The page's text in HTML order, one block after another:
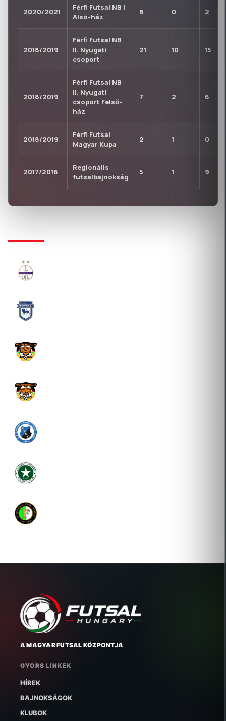
2020/2021
Férfi Futsal NB I
Alsó-ház
8 0 2
2018/2019
Férfi Futsal NB
II. Nyugati
csoport
21 10 15
2018/2019
Férfi Futsal NB
II. Nyugati
csoport Felső-
ház
7 2 6
2018/2019
Férfi Futsal
Magyar Kupa
2 1 0
2017/2018
Regionális
futsalbajnokság
5 1 9
A MAGYAR FUTSAL KÖZPONTJA
GYORS LINKEK
HÍREK
BAJNOKSÁGOK
KLUBOK